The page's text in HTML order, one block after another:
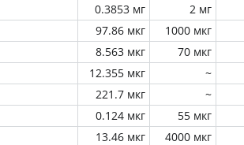
0.3853 мг 2 мг
97.86 мкг 1000 мкг
8.563 мкг 70 мкг
12.355 мкг
~
221.7 мкг
~
0.124 мкг 55 мкг
13.46 мкг 4000 мкг